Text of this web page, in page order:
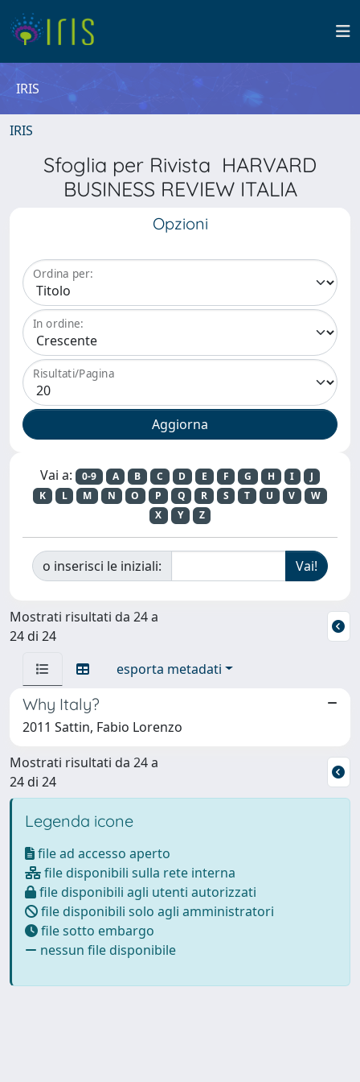
IRIS
IRIS
Sfoglia per Rivista HARVARD
BUSINESS REVIEW ITALIA
Opzioni
Ordina per:
In ordine:
Risultati/Pagina
Vai a: 0-9 A B C D E F G H I
J
K
L M N O P Q R S T U V
W
X
Y Z
o inserisci le iniziali:
Mostrati risultati da 24 a
24 di 24
esporta metadati
Why Italy?
2011 Sattin, Fabio Lorenzo
Mostrati risultati da 24 a
24 di 24
Legenda icone
file ad accesso aperto
file disponibili sulla rete interna
file disponibili agli utenti autorizzati
file disponibili solo agli amministratori
file sotto embargo
nessun file disponibile